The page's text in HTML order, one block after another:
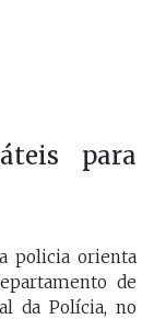
para
policia orienta
de
da Polícia, no